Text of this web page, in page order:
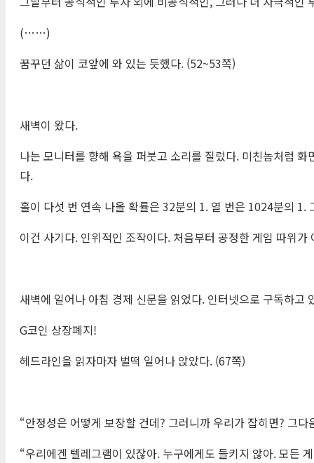
(……)
꿈꾸던 삶이 코앞에 와 있는 듯했다. (52~53쪽)
새벽이 왔다.
나는 모니터를 향해 욕을 퍼붓고 소리를 질렀다. 미친놈처럼
다.
홀이 다섯 번 연속 나올 확률은 32분의 1. 열 번은 1024분의
이건 사기다. 인위적인 조작이다. 처음부터 공정한 게임 따위가
새벽에 일어나 아침 경제 신문을 읽었다. 인터넷으로 구독하고
G코인 상장폐지!
헤드라인을 읽자마자 벌떡 일어나 앉았다. (67쪽)
“안정성은 어떻게 보장할 건데? 그러니까 우리가 잡히면? 그다
“우리에겐 텔레그램이 있잖아. 누구에게도 들키지 않아. 모든